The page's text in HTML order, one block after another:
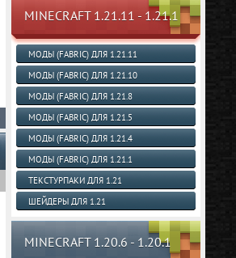
MINECRAFT 1.21.11 - 1.21.1
МОДЫ (FABRIC) ДЛЯ 1.21.11
МОДЫ (FABRIC) ДЛЯ 1.21.10
МОДЫ (FABRIC) ДЛЯ 1.21.8
МОДЫ (FABRIC) ДЛЯ 1.21.5
МОДЫ (FABRIC) ДЛЯ 1.21.4
МОДЫ (FABRIC) ДЛЯ 1.21.1
ТЕКСТУРПАКИ ДЛЯ 1.21
ШЕЙДЕРЫ ДЛЯ 1.21
MINECRAFT 1.20.6 - 1.20.1